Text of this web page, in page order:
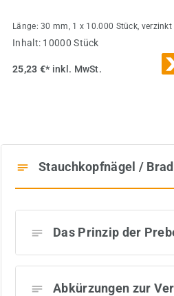
Länge: 30 mm, 1 x 10.000 Stück, verzinkt
Inhalt: 10000 Stück
25,23 €* inkl. MwSt.
Stauchkopfnägel /
Das Prinzip der
Abkürzungen zur